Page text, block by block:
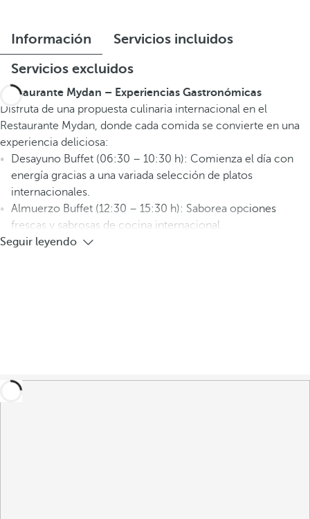
Información
Servicios incluidos
Servicios excluidos
Restaurante Mydan – Experiencias Gastronómicas
Disfruta de una propuesta culinaria internacional en el
Restaurante Mydan, donde cada comida se convierte en una
experiencia deliciosa:
Desayuno Buffet (06:30 – 10:30 h): Comienza el día con
energía gracias a una variada selección de platos
internacionales.
Almuerzo Buffet (12:30 – 15:30 h): Saborea opciones
frescas y sabrosas de cocina internacional.
Seguir leyendo